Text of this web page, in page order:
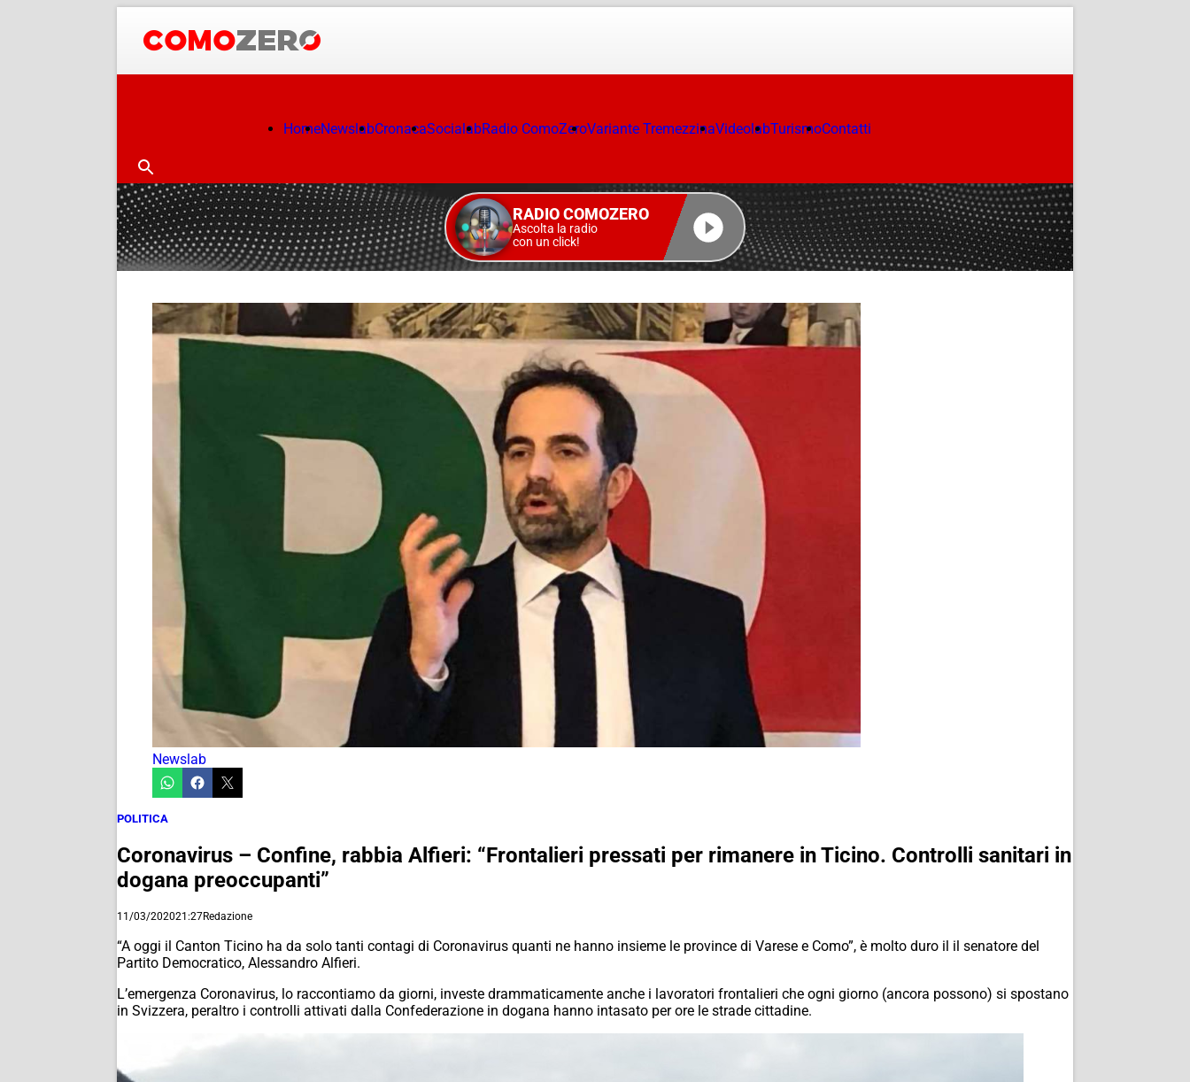
HomeNewslabCronacaSocialabRadio ComoZeroVariante TremezzinaVideolabTurismoContatti
RADIO COMOZERO
Ascolta la radio
con un click!
Newslab
POLITICA
Coronavirus – Confine, rabbia Alfieri: “Frontalieri pressati per rimanere in Ticino. Controlli sanitari in
dogana preoccupanti”
11/03/202021:27Redazione
“A oggi il Canton Ticino ha da solo tanti contagi di Coronavirus quanti ne hanno insieme le province di Varese e Como”, è molto duro il il senatore del
Partito Democratico, Alessandro Alfieri.
L’emergenza Coronavirus, lo raccontiamo da giorni, investe drammaticamente anche i lavoratori frontalieri che ogni giorno (ancora possono) si spostano
in Svizzera, peraltro i controlli attivati dalla Confederazione in dogana hanno intasato per ore le strade cittadine.